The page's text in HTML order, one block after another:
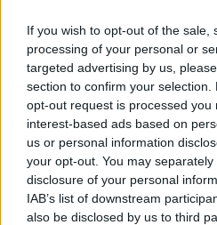
If you wish to opt-out of the sale,
processing of your personal or
targeted advertising by us,
section to confirm your
opt-out request is processed you
interest-based ads based on
us or personal information
your opt-out. You may
disclosure of your personal
IAB’s list of downstream
also be disclosed by us to third
központjává válik Jászberény,
Fesztivált....
JNSZ megyei hírek